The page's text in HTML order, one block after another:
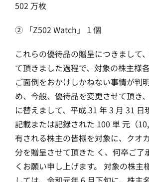
502 万枚
② 「Z502 Watch」 1 個
これらの優待品の贈呈につきまして
て頂きました過程で、対象の株主様
ご面倒をおかけしかねない事情が判
め、今般、優待品を変更させて頂
に替えまして、平成 31 年 3 月 31 日
記載または記録された 100 単 元（
有される株主の皆様を対象に、クオ
分を贈呈させて頂きた く、何卒ご了
くお願い申し上げます。 対象の株主